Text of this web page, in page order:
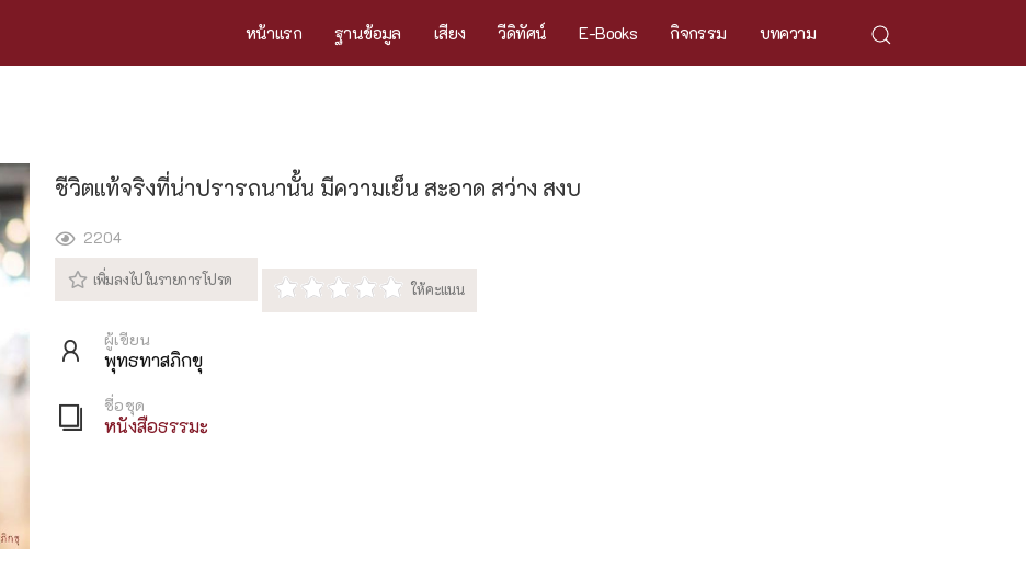
หน้าแรก ฐานข้อมูล เสียง วีดิทัศน์ E-Books กิจกรรม บทความ
ชีวิตแท้จริงที่น่าปรารถนานั้น มีความเย็น สะอาด สว่าง สงบ
2204
ผู้เขียน
พุทธทาสภิกขุ
ชื่อชุด
หนังสือธรรมะ